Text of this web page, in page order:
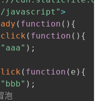
javascript">
( function ( ) {
click ( function ( ) {
"aaa" ) ;
( function ( e ) {
"bbb" ) ;
泡